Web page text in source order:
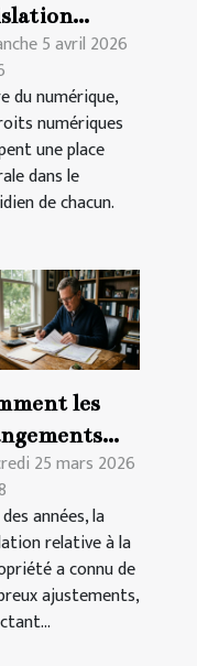
t-elle
des
?
5 avril 2026
du numérique,
numériques
une place
dans le
de chacun.
les
ils vos
en
25 mars 2026
années, la
relative à la
a connu de
ajustements,